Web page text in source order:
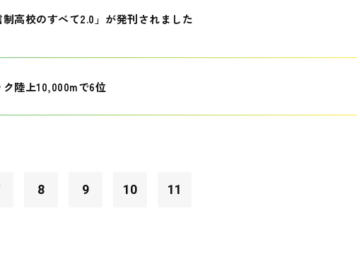
高校のすべて2.0」が発刊されました
陸上10,000mで6位
8 9 10 11